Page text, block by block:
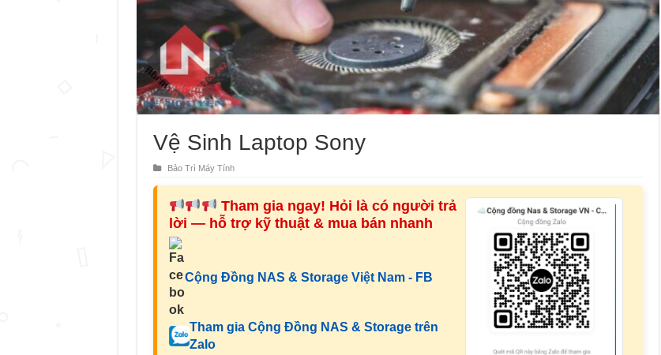
Vệ Sinh Laptop Sony
Bảo Trì Máy Tính
Tham gia ngay! Hỏi là có người trả
lời — hỗ trợ kỹ thuật & mua bán nhanh
Cộng Đồng NAS & Storage Việt Nam - FB
Tham gia Cộng Đồng NAS & Storage trên
Zalo